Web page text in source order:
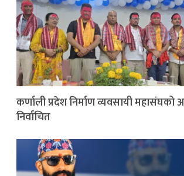
कर्णाली प्रदेश निर्माण व्यवसायी महासंघको
निर्वाचित